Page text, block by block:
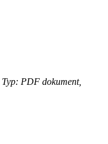
Typ: PDF dokument,